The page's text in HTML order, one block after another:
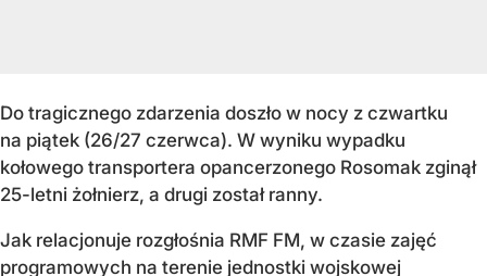
Do tragicznego zdarzenia doszło w nocy z czwartku
na piątek (26/27 czerwca). W wyniku wypadku
kołowego transportera opancerzonego Rosomak zginął
25-letni żołnierz, a drugi został ranny.
Jak relacjonuje rozgłośnia RMF FM, w czasie zajęć
programowych na terenie jednostki wojskowej